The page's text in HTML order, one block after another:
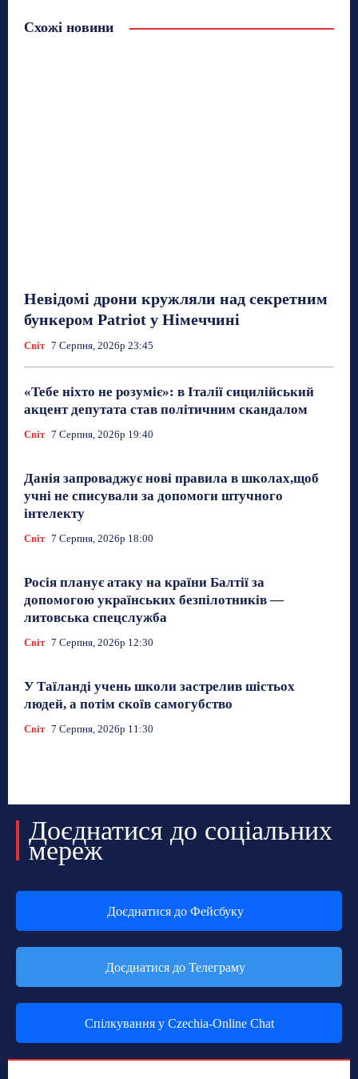
Схожі новини
Невідомі дрони кружляли над секретним
бункером Patriot у Німеччині
Світ 7 Серпня, 2026р 23:45
«Тебе ніхто не розуміє»: в Італії сицилійський
акцент депутата став політичним скандалом
Світ 7 Серпня, 2026р 19:40
Данія запроваджує нові правила в школах,щоб
учні не списували за допомоги штучного
інтелекту
Світ 7 Серпня, 2026р 18:00
Росія планує атаку на країни Балтії за
допомогою українських безпілотників —
литовська спецслужба
Світ 7 Серпня, 2026р 12:30
У Таїланді учень школи застрелив шістьох
людей, а потім скоїв самогубство
Світ 7 Серпня, 2026р 11:30
Доєднатися до соціальних
мереж
Доєднатися до Фейсбуку
Доєднатися до Телеграму
Спілкування у Czechia-Online Chat